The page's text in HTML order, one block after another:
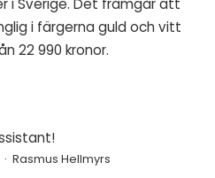
i Sverige. Det framgår att
i färgerna guld och vitt
22 990 kronor.
Rasmus Hellmyrs